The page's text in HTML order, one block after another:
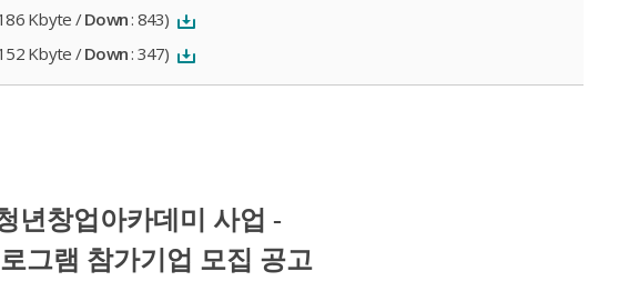
Kbyte /Down: 843)
Kbyte /Down: 347)
년창업아카데미 사업 -
그램 참가기업 모집 공고